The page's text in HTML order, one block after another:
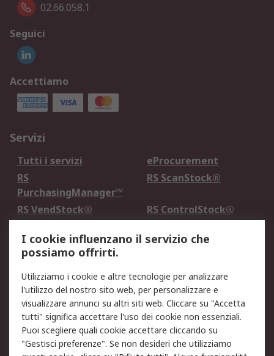
02.66.058.1
Seguici
Accettiamo
Servizi
Tutti i servizi
eProcurement
RS
PurchasingManager™
RS ScanStock®
RS VendStock®
RS ControlStock®
Legale
Informativa Cookie
Informativa Privacy -
Aggiornata
Email Security
Termini d'uso
Condizioni di vendita
Condizioni generali di
servizio
I cookie influenzano il servizio che
possiamo offrirti.
Utilizziamo i cookie e altre tecnologie per analizzare
l'utilizzo del nostro sito web, per personalizzare e
visualizzare annunci su altri siti web. Cliccare su "Accetta
tutti" significa accettare l'uso dei cookie non essenziali.
Puoi scegliere quali cookie accettare cliccando su
"Gestisci preferenze". Se non desideri che utilizziamo